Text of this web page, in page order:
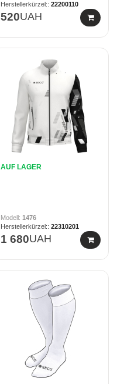
22200110
520UAH
AUF LAGER
1476
22310201
1 680UAH